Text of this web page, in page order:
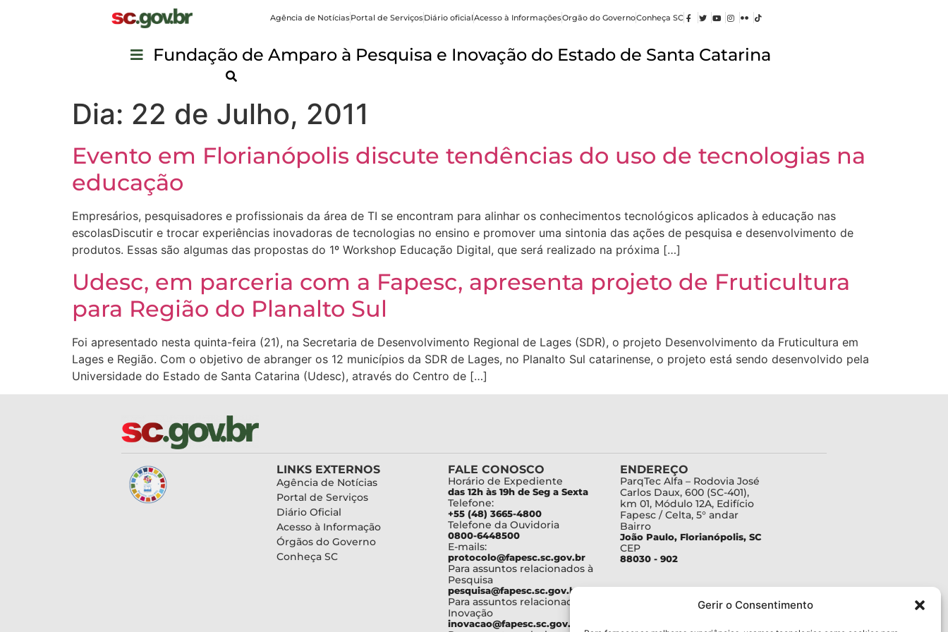
Gerir o Consentimento
Agência de NotíciasPortal de ServiçosDiário oficialAcesso à InformaçõesOrgão do GovernoConheça SC
Fundação de Amparo à Pesquisa e Inovação do Estado de Santa Catarina
Dia: 22 de Julho, 2011
Evento em Florianópolis discute tendências do uso de tecnologias na
educação
Empresários, pesquisadores e profissionais da área de TI se encontram para alinhar os conhecimentos tecnológicos aplicados à educação nas
escolasDiscutir e trocar experiências inovadoras de tecnologias no ensino e promover uma sintonia das ações de pesquisa e desenvolvimento de
produtos. Essas são algumas das propostas do 1º Workshop Educação Digital, que será realizado na próxima […]
Udesc, em parceria com a Fapesc, apresenta projeto de Fruticultura
para Região do Planalto Sul
Foi apresentado nesta quinta-feira (21), na Secretaria de Desenvolvimento Regional de Lages (SDR), o projeto Desenvolvimento da Fruticultura em
Lages e Região. Com o objetivo de abranger os 12 municípios da SDR de Lages, no Planalto Sul catarinense, o projeto está sendo desenvolvido pela
Universidade do Estado de Santa Catarina (Udesc), através do Centro de […]
LINKS EXTERNOS
Agência de Notícias
Portal de Serviços
Diário Oficial
Acesso à Informação
Órgãos do Governo
Conheça SC
FALE CONOSCO
Horário de Expediente
das 12h às 19h de Seg a Sexta
Telefone:
+55 (48) 3665-4800
Telefone da Ouvidoria
0800-6448500
E-mails:
protocolo@fapesc.sc.gov.br
Para assuntos relacionados à
Pesquisa
pesquisa@fapesc.sc.gov.br
Para assuntos relacionados à
Inovação
inovacao@fapesc.sc.gov.br
ENDEREÇO
ParqTec Alfa – Rodovia José
Carlos Daux, 600 (SC-401),
km 01, Módulo 12A, Edifício
Fapesc / Celta, 5° andar
Bairro
João Paulo, Florianópolis, SC
CEP
88030 - 902